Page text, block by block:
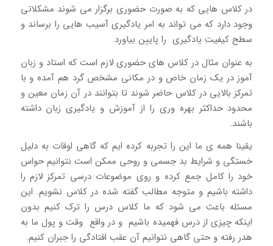
در کلاس هایی که به صورت حضوری برگزار می شوند مشکلاتی
وجود دارد که می تواند به امر یادگیری آسیب هایی را برساند و
سطح کیفیت یادگیری را پایین بیاورد.
به عنوان مثال در کلاس های حضوری لازم است که استاد و زبان
آموز در یک زمان خاص و در مکانی مشخص گرد هم آمده و با
تمرکز بالایی در کلاس حاضر شوند تا بتوانند در آن زمان معین و
محدود حداکثر بهره وری را از آموزش و یادگیری زبان داشته
باشند.
یقینا همه ی ما این را تجربه کرده ایم که گاهی اوقات به دلیل
خستگی و شرایط بد جسمی و روحی ممکن است نتوانیم حواس
خود را کامل جمع کرده و روی موضوعات درسی تمرکز لازم را
داشته باشیم و متوجه مطالب گفته شده در کلاس نشویم. این
مسئله باعث می شود که ما کلاس درس را ترک کنیم بدون
اینکه چیزی از درس فهمیده باشیم و در واقع وقت و پول ما به
هدر رفته و حتی گاهی نتوانیم آن عقب افتادگی را جبران کنیم.